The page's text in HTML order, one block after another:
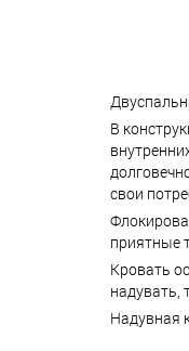
В
свои
приятные
Кровать
надувать,
Надувная